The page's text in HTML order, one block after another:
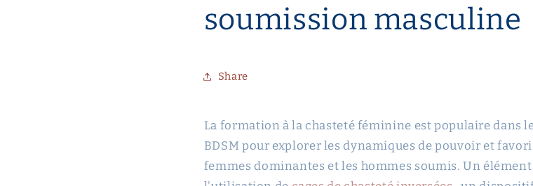
soumission masculine
Share
La formation à la chasteté féminine est populaire dans
BDSM pour explorer les dynamiques de pouvoir et
femmes dominantes et les hommes soumis. Un